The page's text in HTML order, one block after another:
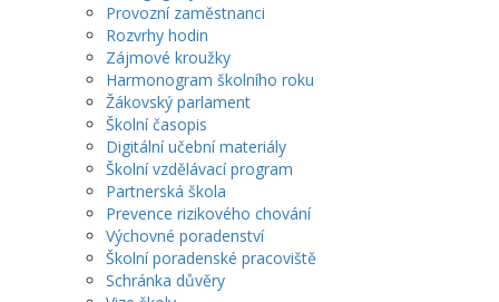
Provozní zaměstnanci
Rozvrhy hodin
Zájmové kroužky
Harmonogram školního roku
Žákovský parlament
Školní časopis
Digitální učební materiály
Školní vzdělávací program
Partnerská škola
Prevence rizikového chování
Výchovné poradenství
Školní poradenské pracoviště
Schránka důvěry